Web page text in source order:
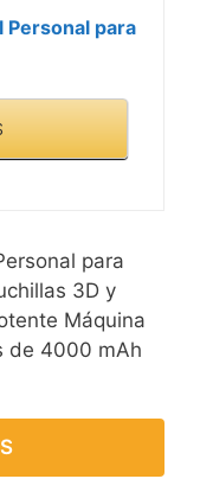
Personal para
para
3D y
Máquina
de 4000 mAh